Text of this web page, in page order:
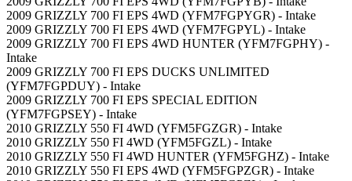
2009 GRIZZLY 700 FI EPS 4WD (YFM7FGPYGR) - Intake
2009 GRIZZLY 700 FI EPS 4WD (YFM7FGPYL) - Intake
2009 GRIZZLY 700 FI EPS 4WD HUNTER (YFM7FGPHY) -
Intake
2009 GRIZZLY 700 FI EPS DUCKS UNLIMITED
(YFM7FGPDUY) - Intake
2009 GRIZZLY 700 FI EPS SPECIAL EDITION
(YFM7FGPSEY) - Intake
2010 GRIZZLY 550 FI 4WD (YFM5FGZGR) - Intake
2010 GRIZZLY 550 FI 4WD (YFM5FGZL) - Intake
2010 GRIZZLY 550 FI 4WD HUNTER (YFM5FGHZ) - Intake
2010 GRIZZLY 550 FI EPS 4WD (YFM5FGPZGR) - Intake